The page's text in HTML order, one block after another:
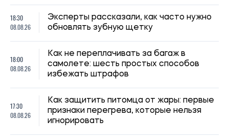
16:30
08.08.26
Под Киевом загорелся приют для
животных: погибли собаки, сгорели
вольеры и кухня
16:00
Российский удар унес жизни дедушки,
бабушки и их внука в Пуховке на
15:30
08.08.26
Зумеры назвали города, которые
считают лучшими для жизни